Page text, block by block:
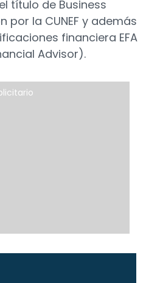
título de Business
por la CUNEF y además
financiera EFA
Advisor).